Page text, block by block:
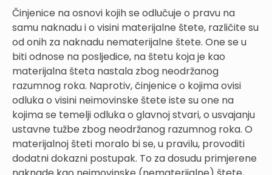
Činjenice na osnovi kojih se odlučuje o pravu na
samu naknadu i o visini materijalne štete, različite su
od onih za naknadu nematerijalne štete. One se u
biti odnose na posljedice, na štetu koja je kao
materijalna šteta nastala zbog neodržanog
razumnog roka. Naprotiv, činjenice o kojima ovisi
odluka o visini neimovinske štete iste su one na
kojima se temelji odluka o glavnoj stvari, o usvajanju
ustavne tužbe zbog neodržanog razumnog roka. O
materijalnoj šteti moralo bi se, u pravilu, provoditi
dodatni dokazni postupak. To za dosudu primjerene